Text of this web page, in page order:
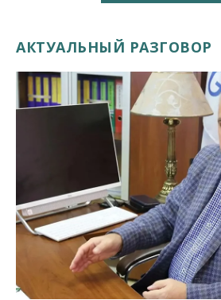
АКТУАЛЬНЫЙ РАЗГОВОР